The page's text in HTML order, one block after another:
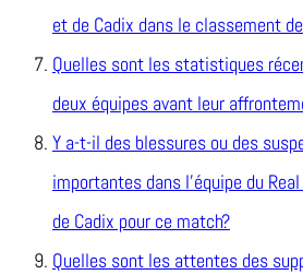
et de Cadix dans le classement
Quelles sont les statistiques
deux équipes avant leur
Y a-t-il des blessures ou des
importantes dans l’équipe du
de Cadix pour ce match?
Quelles sont les attentes des